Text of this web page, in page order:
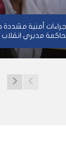
إجراءات أمنية
مدبري انقلاب